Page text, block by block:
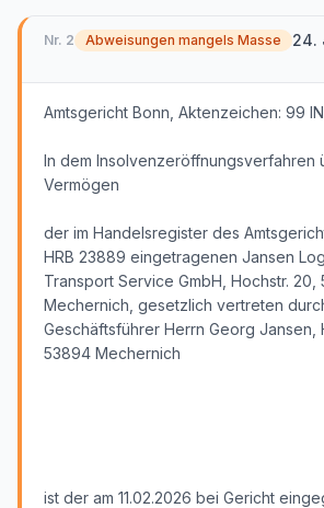
Nr. 2 Abweisungen mangels Masse 24.
Amtsgericht Bonn, Aktenzeichen: 99
In dem Insolvenzeröffnungsverfahren
Vermögen
der im Handelsregister des
HRB 23889 eingetragenen Jansen
Transport Service GmbH, Hochstr. 20,
Mechernich, gesetzlich vertreten
Geschäftsführer Herrn Georg Jansen,
53894 Mechernich
ist der am 11.02.2026 bei Gericht